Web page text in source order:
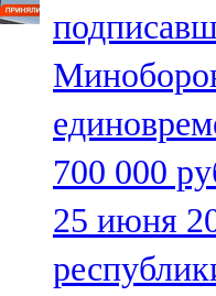
700 000
25 июня